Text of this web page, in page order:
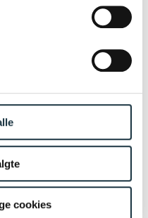
cookies